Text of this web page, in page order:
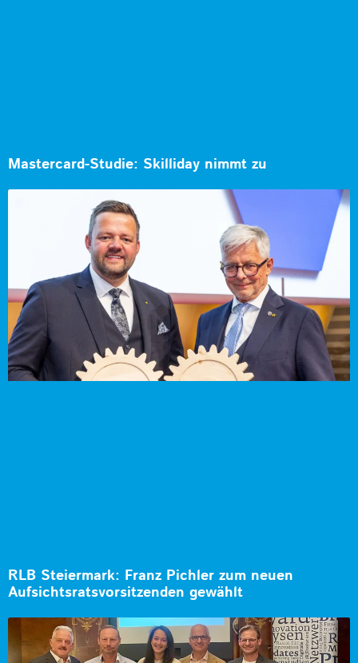
Mastercard-Studie: Skilliday nimmt zu
RLB Steiermark: Franz Pichler zum neuen
Aufsichtsratsvorsitzenden gewählt